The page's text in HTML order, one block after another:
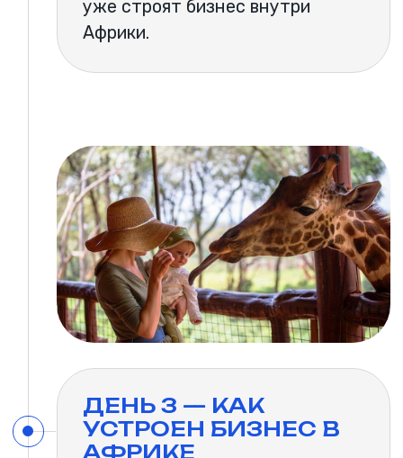
ДЕНЬ 6 — САФАРИ
День, который невозможно
забыть.
львы,
слоны,
жирафы,
леопарды,
носороги,
буйволы,
Великая миграция,
закаты Масаи-Мара.